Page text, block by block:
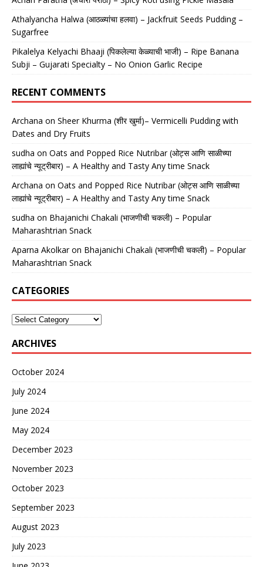
Athalyancha Halwa (आठळ्यांचा हलवा) – Jackfruit Seeds Pudding –
Sugarfree
Pikalelya Kelyachi Bhaaji (पिकलेल्या केळ्याची भाजी) – Ripe Banana
Subji – Gujarati Specialty – No Onion Garlic Recipe
RECENT COMMENTS
Archana on Sheer Khurma (शीर खुर्मा)– Vermicelli Pudding with
Dates and Dry Fruits
sudha on Oats and Popped Rice Nutribar (ओट्स आणि साळीच्या
लाह्यांचे न्यूट्रीबार) – A Healthy and Tasty Any time Snack
Archana on Oats and Popped Rice Nutribar (ओट्स आणि साळीच्या
लाह्यांचे न्यूट्रीबार) – A Healthy and Tasty Any time Snack
sudha on Bhajanichi Chakali (भाजणीची चकली) – Popular
Maharashtrian Snack
Aparna Akolkaron Bhajanichi Chakali (भाजणीची चकली) – Popular
Maharashtrian Snack
CATEGORIES
ARCHIVES
October 2024
July 2024
June 2024
May 2024
December 2023
November 2023
October 2023
September 2023
August 2023
July 2023